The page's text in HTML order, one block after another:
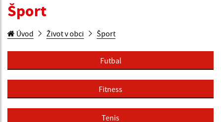
Šport
Úvod Život v obci Šport
Futbal
Fitness
Tenis